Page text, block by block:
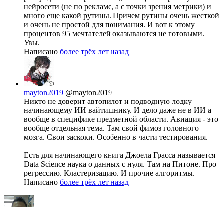
нейросети (не по рекламе, а с точки зрения метрики) и
много еще какой рутины. Причем рутины очень жесткой
и очень не простой для понимания. И вот к этому
процентов 95 мечтателей оказываются не готовыми.
Увы.
Написано более трёх лет назад
mayton2019 @mayton2019
Никто не доверит автопилот и подводную лодку
начинающему ИИ вайтишнику. И дело даже не в ИИ а
вообще в специфике предметной области. Авиация - это
вообще отдельная тема. Там свой фимоз головного
мозга. Свои заскоки. Особенно в части тестирования.
Есть для начинающего книга Джоела Грасса называется
Data Science наука о данных с нуля. Там на Питоне. Про
регрессию. Кластеризацию. И прочие алгоритмы.
Написано более трёх лет назад